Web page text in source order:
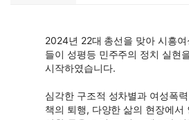
2024년 22대 총선을 맞아 시흥
들이 성평등 민주주의 정치 실현
시작하였습니다.
심각한 구조적 성차별과 여성폭
책의 퇴행, 다양한 삶의 현장에서